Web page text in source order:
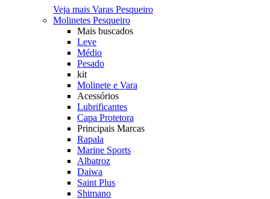
Veja mais Varas Pesqueiro
Molinetes Pesqueiro
Mais buscados
Leve
Médio
Pesado
kit
Molinete e Vara
Acessórios
Lubrificantes
Capa Protetora
Principais Marcas
Rapala
Marine Sports
Albatroz
Daiwa
Saint Plus
Shimano